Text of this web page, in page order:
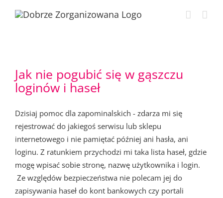
Jak nie pogubić się w gąszczu
loginów i haseł
Dzisiaj pomoc dla zapominalskich - zdarza mi się
rejestrować do jakiegoś serwisu lub sklepu
internetowego i nie pamiętać później ani hasła, ani
loginu. Z ratunkiem przychodzi mi taka lista haseł, gdzie
mogę wpisać sobie stronę, nazwę użytkownika i login.
Ze względów bezpieczeństwa nie polecam jej do
zapisywania haseł do kont bankowych czy portali